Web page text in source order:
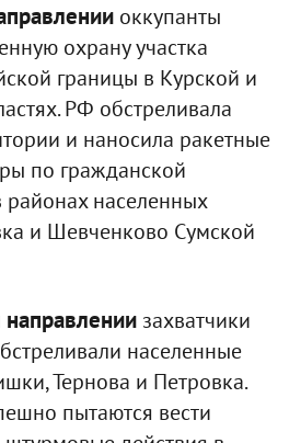
оккупанты
охрану участка
границы в Курской и
РФ обстреливала
и наносила ракетные
по гражданской
районах населенных
и Шевченково Сумской
захватчики
населенные
Тернова и Петровка.
пытаются вести